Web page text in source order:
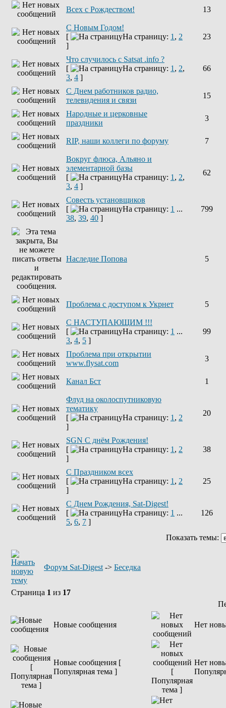
Всех с Рождеством! 13
С Новым Годом!
[
На страницу: 1 , 2
]
23
Что случилось с Satsat .info ?
[
На страницу: 1 , 2,
3, 4 ]
66
C Днем работников радио,
телевидения и связи
15
Народные и церковные
праздники
3
RIP, наши коллеги по форуму 7
Вокруг флюса, Альяно и
элементарной базы
[
На страницу: 1 , 2,
3, 4 ]
62
Совесть установщиков
[
На страницу: 1 ...
38, 39, 40 ]
799
Наследие Попова 5
Проблема с доступом к Укрнет 5
С НАСТУПАЮЩИМ !!!
[
На страницу: 1 ...
3, 4, 5 ]
99
Проблема при открытии
www.flysat.com
3
Канал Бст 1
Флуд на околоспутниковую
тематику
[
На страницу: 1 , 2
]
20
SGN C днём Рождения!
[
На страницу: 1 , 2
]
38
С Праздником всех
[
На страницу: 1 , 2
]
25
С Днем Рождения, Sat-Digest!
[
На страницу: 1 ...
5, 6, 7 ]
126
Показать темы:
Форум Sat-Digest -> Беседка
Страница 1 из 17
Новые сообщения Нет
Новые сообщения [
Популярная тема ]
Нет